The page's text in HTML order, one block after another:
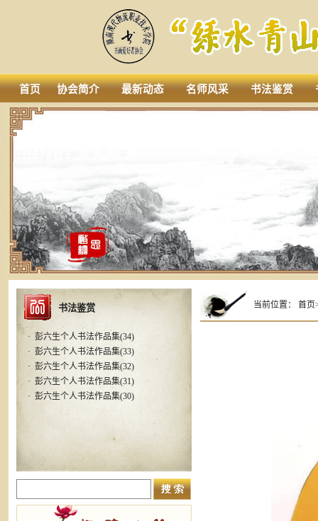
首页 协会简介 最新动态 名师风采 书法鉴赏
书法鉴赏
· 彭六生个人书法作品集(34)
· 彭六生个人书法作品集(33)
· 彭六生个人书法作品集(32)
· 彭六生个人书法作品集(31)
· 彭六生个人书法作品集(30)
当前位置：首页